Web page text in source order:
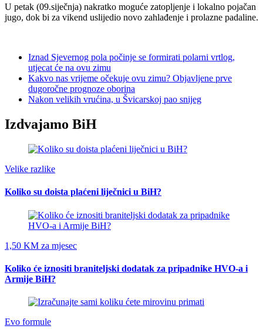
U petak (09.siječnja) nakratko moguće zatopljenje i lokalno pojačan
jugo, dok bi za vikend uslijedio novo zahlađenje i prolazne padaline.
Iznad Sjevernog pola počinje se formirati polarni vrtlog,
utjecat će na ovu zimu
Kakvo nas vrijeme očekuje ovu zimu? Objavljene prve
dugoročne prognoze oborina
Nakon velikih vrućina, u Švicarskoj pao snijeg
Izdvajamo BiH
Velike razlike
Koliko su doista plaćeni liječnici u BiH?
1,50 KM za mjesec
Koliko će iznositi braniteljski dodatak za pripadnike HVO-a i
Armije BiH?
Evo formule